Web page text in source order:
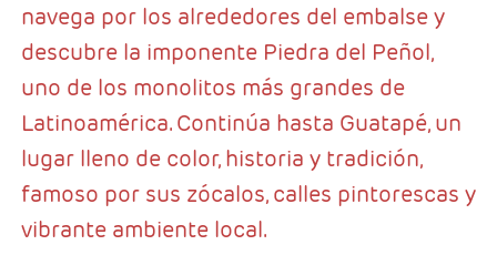
navega por los alrededores del embalse y
descubre la imponente Piedra del Peñol,
uno de los monolitos más grandes de
Latinoamérica. Continúa hasta Guatapé, un
lugar lleno de color, historia y tradición,
famoso por sus zócalos, calles pintorescas y
vibrante ambiente local.